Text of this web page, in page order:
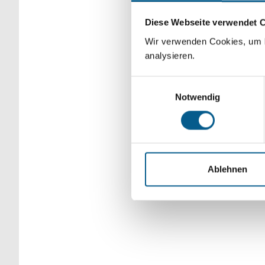
Diese Webseite verwendet
Wir verwenden Cookies,
analysieren.
Notwendig
Ablehnen
Bitte Suchbegriff
verfeinert werden.